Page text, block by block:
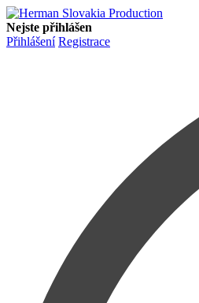
Nejste přihlášen
Přihlášení Registrace